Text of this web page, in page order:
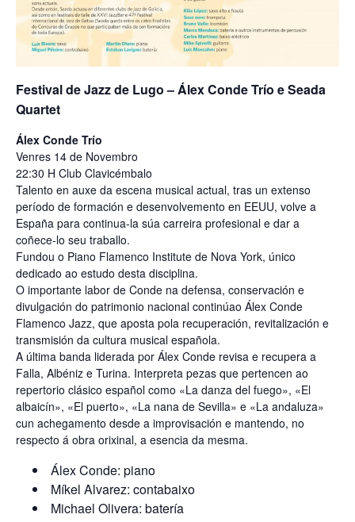
Festival de Jazz de Lugo – Álex Conde Trío e Seada
Quartet
Álex Conde Trío
Venres 14 de Novembro
22:30 H Club Clavicémbalo
Talento en auxe da escena musical actual, tras un extenso
período de formación e desenvolvemento en EEUU, volve a
España para continua-la súa carreira profesional e dar a
coñece-lo seu traballo.
Fundou o Piano Flamenco Institute de Nova York, único
dedicado ao estudo desta disciplina.
O importante labor de Conde na defensa, conservación e
divulgación do patrimonio nacional continúao Álex Conde
Flamenco Jazz, que aposta pola recuperación, revitalización e
transmisión da cultura musical española.
A última banda liderada por Álex Conde revisa e recupera a
Falla, Albéniz e Turina. Interpreta pezas que pertencen ao
repertorio clásico español como «La danza del fuego», «El
albaicín», «El puerto», «La nana de Sevilla» e «La andaluza»
cun achegamento desde a improvisación e mantendo, no
respecto á obra orixinal, a esencia da mesma.
Álex Conde: piano
Míkel Alvarez: contabaixo
Michael Olivera: batería